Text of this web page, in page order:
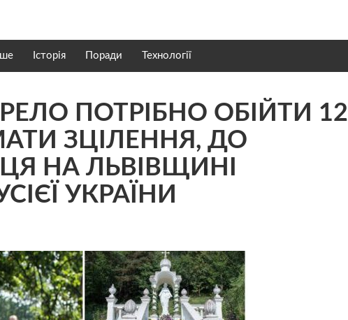
Історія Поради Технології
ПОТРІБНО ОБІЙТИ 12
ЗЦІЛЕННЯ, ДО
НА ЛЬВІВЩИНІ
УКРАЇНИ